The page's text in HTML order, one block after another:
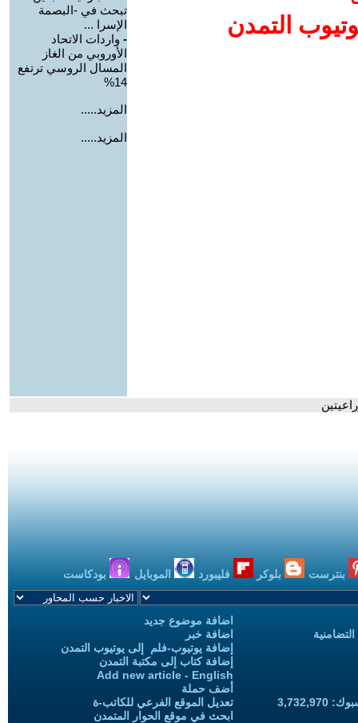
التمدن
تبحث في -البصمة
الإسرا ...
- واردات الاتحاد
الأوروبي من الغاز
المسال الروسي ترتفع
14%
المزيد.....
المزيد.....
بنترست بلوكر فليبورد الموبايل بودكاست
اضافة موضوع جديد
اضافة خبر
إضافة يوتيوب-فلم إلى يوتيوب التمدن
إضافة كتاب إلى مكتبة التمدن
Add new article - English
أضف حملة
تعديل الموقع الفرعي للكاتب-ة
ابحث في موقع الحوار المتمدن